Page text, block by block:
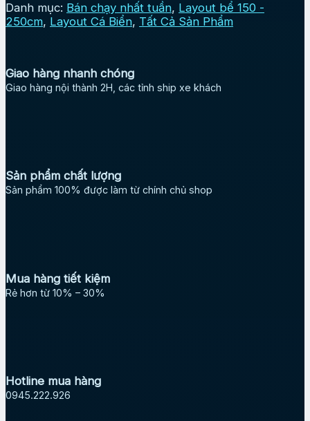
Danh mục: Bán chạy nhất tuần, Layout bể 150 -
250cm, Layout Cá Biển, Tất Cả Sản Phẩm
Giao hàng nhanh chóng
Giao hàng nội thành 2H, các tỉnh ship xe khách
Sản phẩm chất lượng
Sản phẩm 100% được làm từ chính chủ shop
Mua hàng tiết kiệm
Rẻ hơn từ 10% – 30%
Hotline mua hàng
0945.222.926